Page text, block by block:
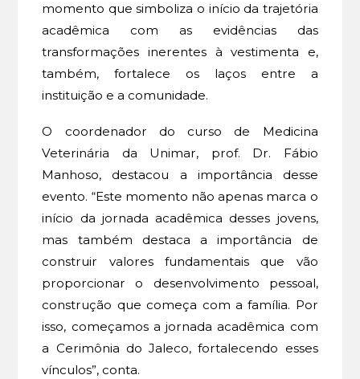
momento que simboliza o início da trajetória
acadêmica com as evidências das
transformações inerentes à vestimenta e,
também, fortalece os laços entre a
instituição e a comunidade.
O coordenador do curso de Medicina
Veterinária da Unimar, prof. Dr. Fábio
Manhoso, destacou a importância desse
evento. “Este momento não apenas marca o
início da jornada acadêmica desses jovens,
mas também destaca a importância de
construir valores fundamentais que vão
proporcionar o desenvolvimento pessoal,
construção que começa com a família. Por
isso, começamos a jornada acadêmica com
a Cerimônia do Jaleco, fortalecendo esses
vínculos”, conta.